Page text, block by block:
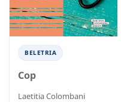
BELETRIA
Cop
Laetitia Colombani